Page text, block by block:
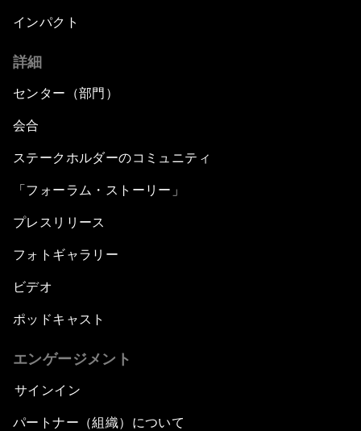
インパクト
詳細
センター（部門）
会合
ステークホルダーのコミュニティ
「フォーラム・ストーリー」
プレスリリース
フォトギャラリー
ビデオ
ポッドキャスト
エンゲージメント
サインイン
パートナー（組織）について